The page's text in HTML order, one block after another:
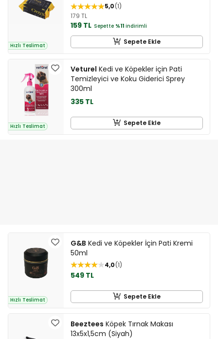
Hızlı Teslimat
5,0 1
179 TL
159 TL Sepette %11 indirimli
Sepete Ekle
Hızlı Teslimat
Veturel Kedi ve Köpekler için Pati
Temizleyici ve Koku Giderici Sprey
300ml
335 TL
Sepete Ekle
Hızlı Teslimat
G&B Kedi ve Köpekler İçin Pati Kremi
50ml
4,0 1
549 TL
Sepete Ekle
Beeztees Köpek Tırnak Makası
13x5x1,5cm (Siyah)